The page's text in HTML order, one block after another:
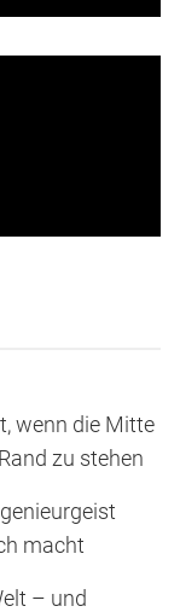
wenn die Mitte
zu stehen
macht
– und